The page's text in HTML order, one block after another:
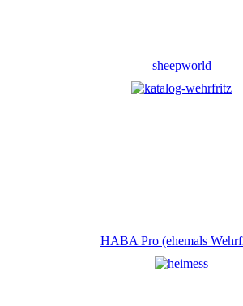
sheepworld
HABA Pro (ehemals